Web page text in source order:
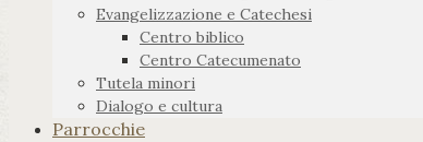
Evangelizzazione e Catechesi
Centro biblico
Centro Catecumenato
Tutela minori
Dialogo e cultura
Parrocchie